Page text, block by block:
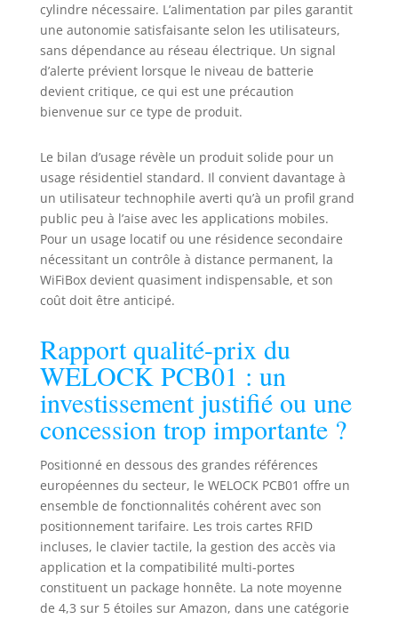
cylindre nécessaire. L’alimentation par piles garantit
une autonomie satisfaisante selon les utilisateurs,
sans dépendance au réseau électrique. Un signal
d’alerte prévient lorsque le niveau de batterie
devient critique, ce qui est une précaution
bienvenue sur ce type de produit.
Le bilan d’usage révèle un produit solide pour un
usage résidentiel standard. Il convient davantage à
un utilisateur technophile averti qu’à un profil grand
public peu à l’aise avec les applications mobiles.
Pour un usage locatif ou une résidence secondaire
nécessitant un contrôle à distance permanent, la
WiFiBox devient quasiment indispensable, et son
coût doit être anticipé.
Rapport qualité-prix du
WELOCK PCB01 : un
investissement justifié ou une
concession trop importante ?
Positionné en dessous des grandes références
européennes du secteur, le WELOCK PCB01 offre un
ensemble de fonctionnalités cohérent avec son
positionnement tarifaire. Les trois cartes RFID
incluses, le clavier tactile, la gestion des accès via
application et la compatibilité multi-portes
constituent un package honnête. La note moyenne
de 4,3 sur 5 étoiles sur Amazon, dans une catégorie